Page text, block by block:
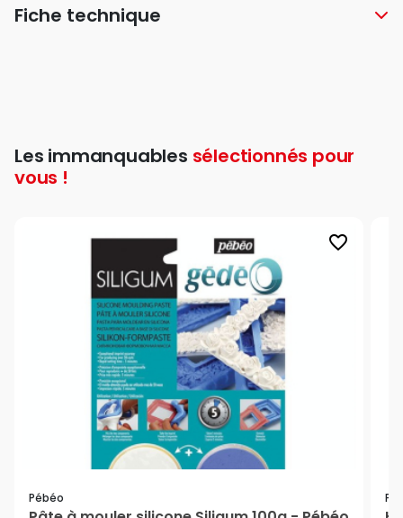
Fiche technique
Les immanquables sélectionnés pour
vous !
favorite_border
Pébéo